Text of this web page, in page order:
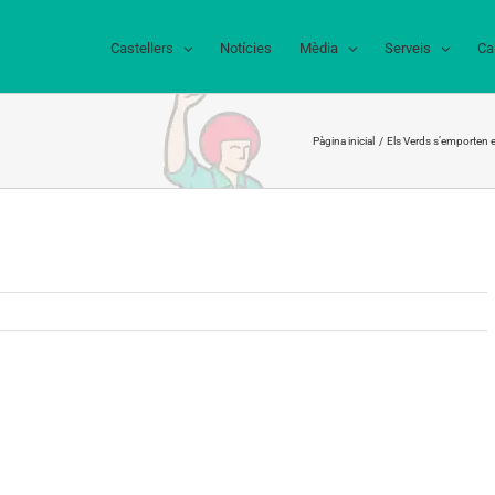
Castellers Notícies Mèdia Serveis
Pàgina inicial Els Verds s’emporten